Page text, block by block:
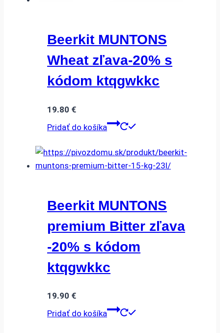
Beerkit MUNTONS
Wheat zľava-20% s
kódom ktqgwkkc
19.80 €
Pridať do košíka
Beerkit MUNTONS
premium Bitter zľava
-20% s kódom
ktqgwkkc
19.90 €
Pridať do košíka